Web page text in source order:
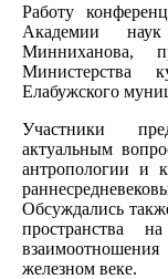
Работу
Академии
Минниханова,
Министерства
Елабужского
Участники
актуальным
антропологии и
Обсуждались
железном веке.